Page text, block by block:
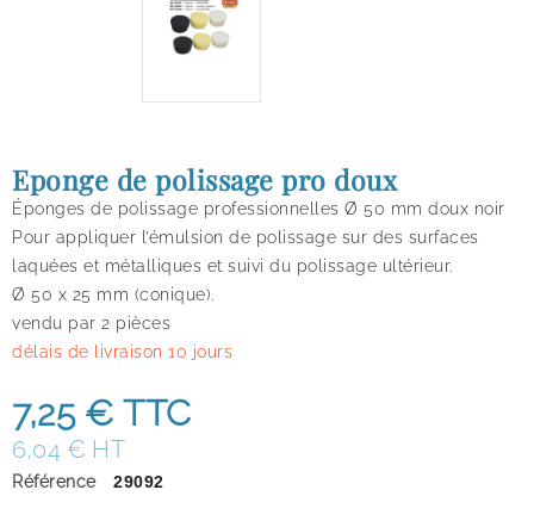
Eponge de polissage pro doux
Éponges de polissage professionnelles Ø 50 mm doux noir
Pour appliquer l’émulsion de polissage sur des surfaces
laquées et métalliques et suivi du polissage ultérieur.
Ø 50 x 25 mm (conique).
vendu par 2 pièces
délais de livraison 10 jours
7,25 € TTC
6,04 € HT
Référence 29092